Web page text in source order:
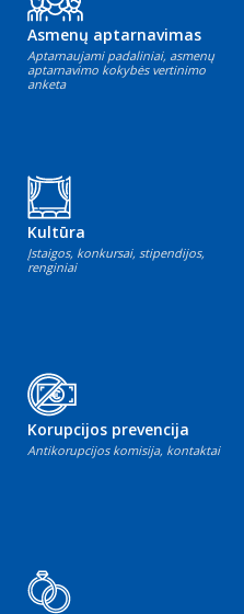
Asmenų aptarnavimas
Aptarnaujami padaliniai, asmenų
aptarnavimo kokybės vertinimo
anketa
Kultūra
Įstaigos, konkursai, stipendijos,
renginiai
Korupcijos prevencija
Antikorupcijos komisija, kontaktai